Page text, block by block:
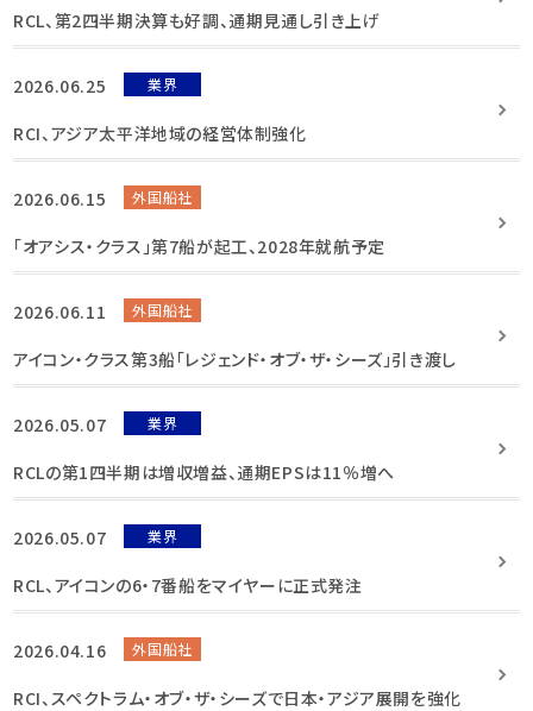
RCL、第2四半期決算も好調、通期見通し引き上げ
2026.06.25 業界
RCI、アジア太平洋地域の経営体制強化
2026.06.15 外国船社
「オアシス・クラス」第7船が起工、2028年就航予定
2026.06.11 外国船社
アイコン・クラス第3船「レジェンド・オブ・ザ・シーズ」引き渡し
2026.05.07 業界
RCLの第1四半期は増収増益、通期EPSは11％増へ
2026.05.07 業界
RCL、アイコンの6・7番船をマイヤーに正式発注
2026.04.16 外国船社
RCI、スペクトラム・オブ・ザ・シーズで日本・アジア展開を強化